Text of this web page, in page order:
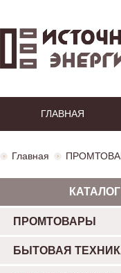
ГЛАВНАЯ
Главная
КАТАЛОГ
ПРОМТОВАРЫ
БЫТОВАЯ